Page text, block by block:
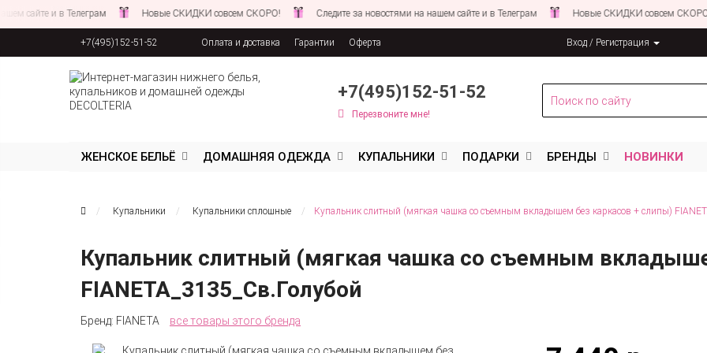
и в Телеграм Новые СКИДКИ совсем СКОРО! Следите за новостями на нашем сайте и в Телеграм Новые СКИДКИ совсем СКОРО!
+7(495)152-51-52 Оплата и доставка Гарантии Оферта
Соглашение об обработке персональных данных
Вход / Регистрация
+7(495)152-51-52
Перезвоните мне!
ЖЕНСКОЕ БЕЛЬЁ ДОМАШНЯЯ ОДЕЖДА КУПАЛЬНИКИ ПОДАРКИ БРЕНДЫ НОВИНКИ
Купальники Купальники сплошные Купальник слитный (мягкая чашка со съемным вкладышем без каркасов + слипы)
Купальник слитный (мягкая чашка со съемным
FIANETA_3135_Св.Голубой
Бренд: FIANETA все товары этого бренда